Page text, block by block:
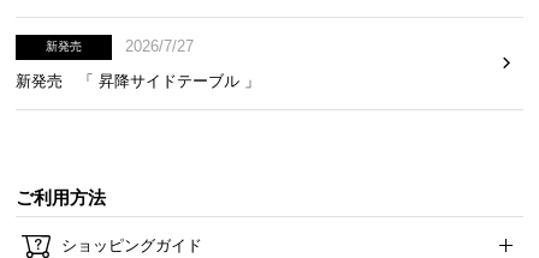
新発売
2026/7/27
新発売 「 昇降サイドテーブル 」
ご利用方法
ショッピングガイド